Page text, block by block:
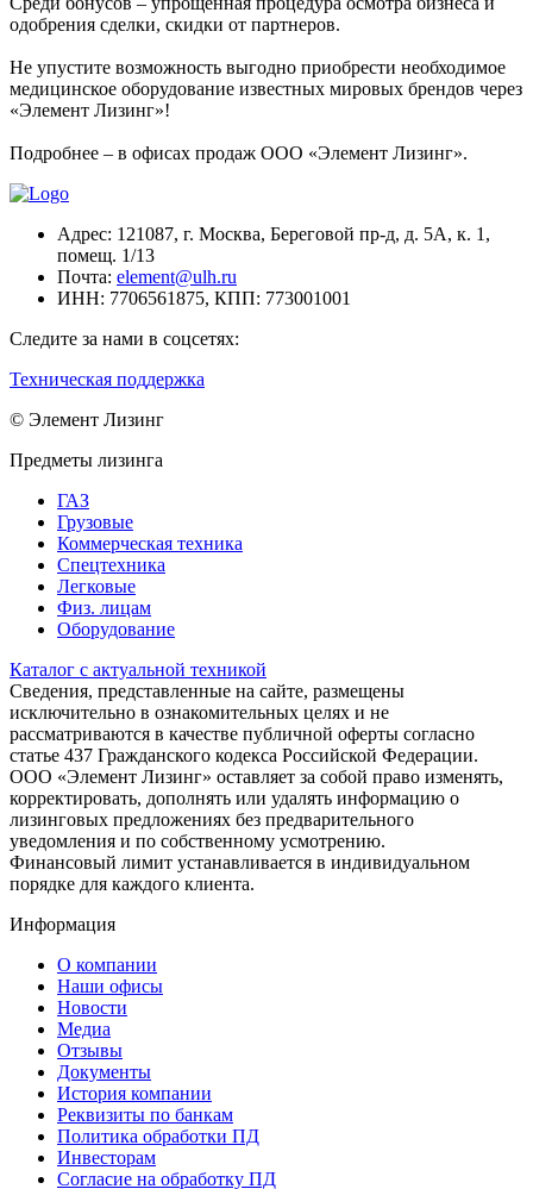
одобрения сделки, скидки от партнеров.
Не упустите возможность выгодно приобрести необходимое
медицинское оборудование известных мировых брендов через
«Элемент Лизинг»!
Подробнее – в офисах продаж ООО «Элемент Лизинг».
Адрес: 121087, г. Москва, Береговой пр-д, д. 5А, к. 1,
помещ. 1/13
Почта: element@ulh.ru
ИНН: 7706561875, КПП: 773001001
Следите за нами в соцсетях:
Техническая поддержка
© Элемент Лизинг
Предметы лизинга
ГАЗ
Грузовые
Коммерческая техника
Спецтехника
Легковые
Физ. лицам
Оборудование
Каталог с актуальной техникой
Сведения, представленные на сайте, размещены
исключительно в ознакомительных целях и не
рассматриваются в качестве публичной оферты согласно
статье 437 Гражданского кодекса Российской Федерации.
ООО «Элемент Лизинг» оставляет за собой право изменять,
корректировать, дополнять или удалять информацию о
лизинговых предложениях без предварительного
уведомления и по собственному усмотрению.
Финансовый лимит устанавливается в индивидуальном
порядке для каждого клиента.
Информация
О компании
Наши офисы
Новости
Медиа
Отзывы
Документы
История компании
Реквизиты по банкам
Политика обработки ПД
Инвесторам
Согласие на обработку ПД